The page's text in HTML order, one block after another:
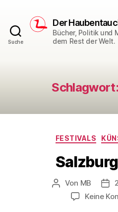
Suche
Der
Bücher, Politik und
dem Rest der Welt.
Schlagwort:
FESTIVALS
Beitragsautor
Von MB
Keine